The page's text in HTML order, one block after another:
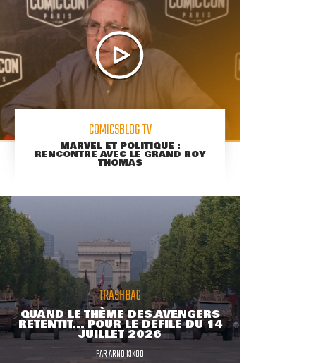
COMICSBLOG TV
MARVEL ET POLITIQUE :
RENCONTRE AVEC LE GRAND ROY
THOMAS
TRASHBAG
QUAND LE THÈME DES AVENGERS
RETENTIT... POUR LE DÉFILÉ DU 14
JUILLET 2026
PARARNO KIKOO